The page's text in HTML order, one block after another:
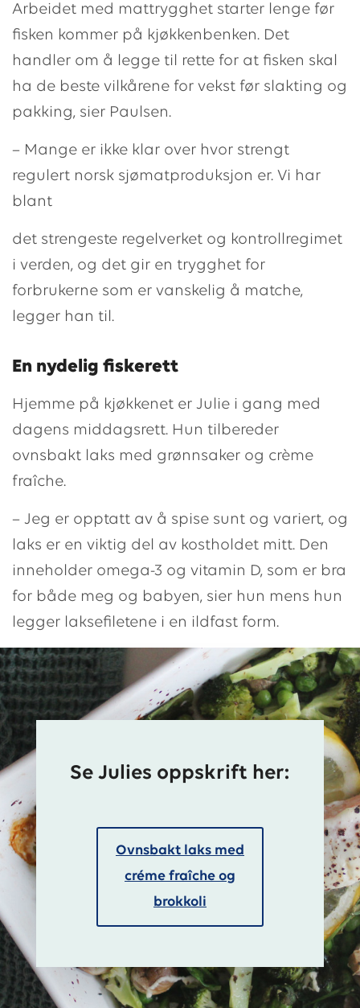
Arbeidet med mattrygghet starter lenge før
fisken kommer på kjøkkenbenken. Det
handler om å legge til rette for at fisken skal
ha de beste vilkårene for vekst før slakting og
pakking, sier Paulsen.
– Mange er ikke klar over hvor strengt
regulert norsk sjømatproduksjon er. Vi har
blant
det strengeste regelverket og kontrollregimet
i verden, og det gir en trygghet for
forbrukerne som er vanskelig å matche,
legger han til.
En nydelig fiskerett
Hjemme på kjøkkenet er Julie i gang med
dagens middagsrett. Hun tilbereder
ovnsbakt laks med grønnsaker og crème
fraîche.
– Jeg er opptatt av å spise sunt og variert, og
laks er en viktig del av kostholdet mitt. Den
inneholder omega-3 og vitamin D, som er bra
for både meg og babyen, sier hun mens hun
legger laksefiletene i en ildfast form.
Se Julies oppskrift her:
Ovnsbakt laks med
créme fraîche og
brokkoli